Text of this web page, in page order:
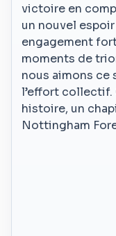
victoire en
un nouvel
engagement
moments de
nous aimons ce
l’effort collectif.
histoire, un
Nottingham